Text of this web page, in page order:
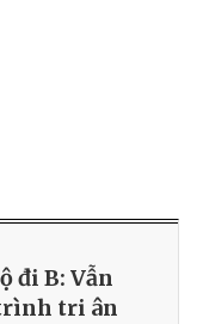
đi B: Vẫn
tri ân